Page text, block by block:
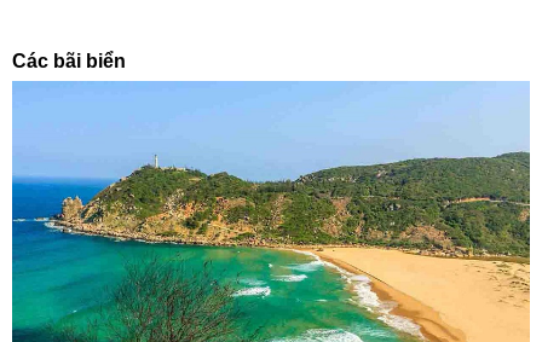
Các bãi biển